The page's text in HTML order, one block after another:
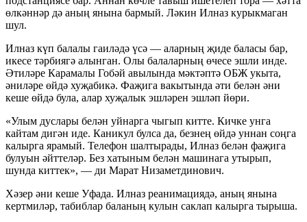
өлкәннәр дә аның янына бармый. Ләкин Илназ курыкмаган
шул.
Илназ күп балалы гаиләдә үсә — аларның җиде баласы бар,
икесе тәрбиягә алынган. Олы балаларның өчесе эшли инде.
Әтиләре Карамалы Гобәй авылында мәктәптә ОБЖ укыта,
әниләре өйдә хуҗабикә. Фаҗига вакытында әти белән әни
кеше өйдә була, алар хуҗалык эшләрен эшләп йөри.
«Улым дуслары белән уйнарга чыгып китте. Кичке унга
кайтам дигән иде. Каникул булса да, безнең өйдә уннан соңга
калырга ярамый. Телефон шалтырады, Илназ белән фаҗига
булуын әйттеләр. Без хатыным белән машинага утырып,
шунда киттек», — ди Марат Низаметдинович.
Хәзер әни кеше Уфада. Илназ реанимациядә, аның янына
кертмиләр, табиблар баланың кулын саклап калырга тырыша.